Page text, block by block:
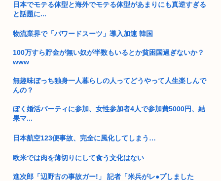
日本でモテる体型と海外でモテる体型があまりにも真逆すぎる
と話題に...
物流業界で「パワードスーツ」導入加速 韓国
100万すら貯金が無い奴が半数もいるとか貧困国過ぎないか？
www
無趣味ぼっち独身一人暮らしの人ってどうやって人生楽しんで
んの？
ぼく婚活パーティに参加、女性参加者4人で参加費5000円、結
果マ...
日本航空123便事故、完全に風化してしまう…
欧米では肉を薄切りにして食う文化はない
進次郎「辺野古の事故ガー!」 記者「米兵がレ●プしました